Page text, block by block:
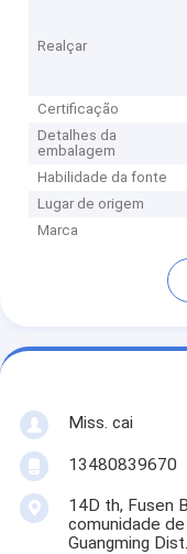
Realçar
Certificação
Detalhes da
embalagem
Habilidade da fonte
Lugar de origem
Marca
Miss. cai
13480839670
14D th, Fusen
comunidade de
Guangming